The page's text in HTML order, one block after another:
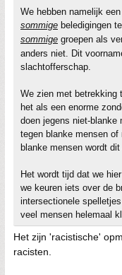
We hebben namelijk
sommige beledigingen
sommige groepen als
anders niet. Dit
slachtofferschap.
We zien met betrekking
het als een enorme
doen jegens niet-blanke
tegen blanke mensen of
blanke mensen wordt
Het wordt tijd dat we
we keuren iets over de
intersectionele
veel mensen helemaal
Het zijn 'racistische'
racisten.